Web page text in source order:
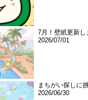
7月！壁紙更新し
2026/07/01
まちがい探しに
2026/06/30